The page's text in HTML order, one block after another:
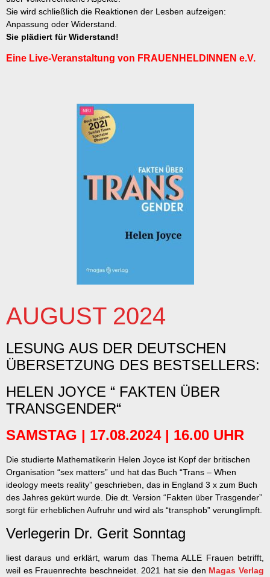
Sie wird schließlich die Reaktionen der Lesben aufzeigen:
Anpassung oder Widerstand.
Sie plädiert für Widerstand!
Eine Live-Veranstaltung von FRAUENHELDINNEN e.V.
AUGUST 2024​
LESUNG AUS DER DEUTSCHEN
ÜBERSETZUNG DES BESTSELLERS:
HELEN JOYCE “ FAKTEN ÜBER
TRANSGENDER“
SAMSTAG | 17.08.2024 | 16.00 UHR
Die studierte Mathematikerin Helen Joyce ist Kopf der britischen
Organisation “sex matters” und hat das Buch “Trans – When
ideology meets reality” geschrieben, das in England 3 x zum Buch
des Jahres gekürt wurde. Die dt. Version “Fakten über Trasgender”
sorgt für erheblichen Aufruhr und wird als “transphob” verunglimpft.
Verlegerin Dr. Gerit Sonntag
liest daraus und erklärt, warum das Thema ALLE Frauen betrifft,
weil es Frauenrechte beschneidet. 2021 hat sie den Magas Verlag